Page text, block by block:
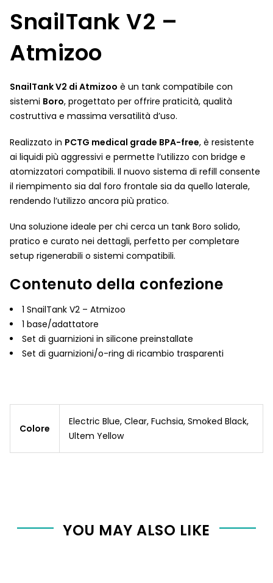
SnailTank V2 –
Atmizoo
SnailTank V2 di Atmizoo è un tank compatibile con
sistemi Boro, progettato per offrire praticità, qualità
costruttiva e massima versatilità d’uso.
Realizzato in PCTG medical grade BPA-free, è resistente
ai liquidi più aggressivi e permette l’utilizzo con bridge e
atomizzatori compatibili. Il nuovo sistema di refill consente
il riempimento sia dal foro frontale sia da quello laterale,
rendendo l’utilizzo ancora più pratico.
Una soluzione ideale per chi cerca un tank Boro solido,
pratico e curato nei dettagli, perfetto per completare
setup rigenerabili o sistemi compatibili.
Contenuto della confezione
1 SnailTank V2 – Atmizoo
1 base/adattatore
Set di guarnizioni in silicone preinstallate
Set di guarnizioni/o-ring di ricambio trasparenti
Colore
Electric Blue, Clear, Fuchsia, Smoked Black,
Ultem Yellow
YOU MAY ALSO LIKE